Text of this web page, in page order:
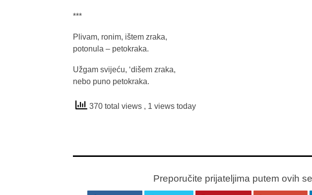
***
Plivam, ronim, ištem zraka,
potonula – petokraka.
Užgam svijeću, ‘dišem zraka,
nebo puno petokraka.
370 total views , 1 views today
Preporučite prijateljima putem ovih